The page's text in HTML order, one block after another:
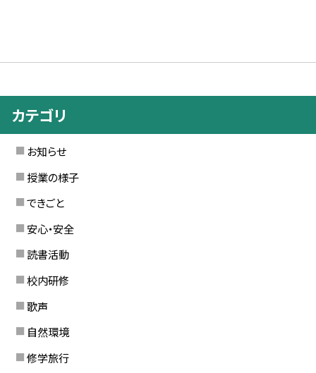
カテゴリ
お知らせ
授業の様子
できごと
安心・安全
読書活動
校内研修
歌声
自然環境
修学旅行